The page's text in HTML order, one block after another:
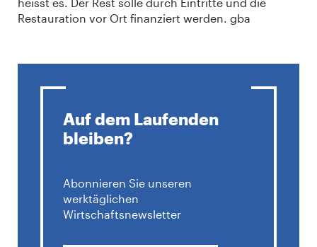
Restauration vor Ort finanziert werden. gba
Auf dem Laufenden
bleiben?
Abonnieren Sie unseren
werktäglichen
Wirtschaftsnewsletter